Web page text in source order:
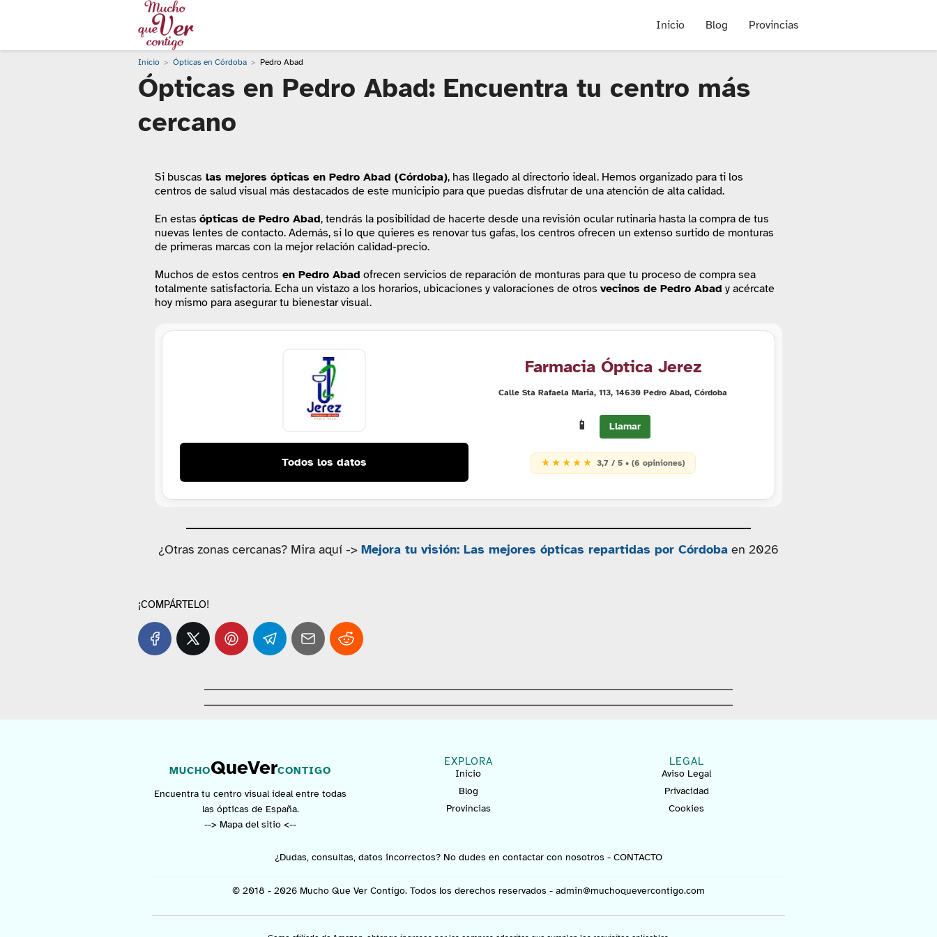
Inicio Blog Provincias
Inicio Ópticas en Córdoba Pedro Abad
Ópticas en Pedro Abad: Encuentra tu centro más
cercano
Si buscas las mejores ópticas en Pedro Abad (Córdoba), has llegado al directorio ideal. Hemos organizado para ti los
centros de salud visual más destacados de este municipio para que puedas disfrutar de una atención de alta calidad.
En estas ópticas de Pedro Abad, tendrás la posibilidad de hacerte desde una revisión ocular rutinaria hasta la compra de tus
nuevas lentes de contacto. Además, si lo que quieres es renovar tus gafas, los centros ofrecen un extenso surtido de monturas
de primeras marcas con la mejor relación calidad-precio.
Muchos de estos centros en Pedro Abad ofrecen servicios de reparación de monturas para que tu proceso de compra sea
totalmente satisfactoria. Echa un vistazo a los horarios, ubicaciones y valoraciones de otros vecinos de Pedro Abad y acércate
hoy mismo para asegurar tu bienestar visual.
Todos los datos
Farmacia Óptica Jerez
Calle Sta Rafaela Maria, 113, 14630 Pedro Abad, Córdoba
📱 Llamar
★ ★ ★ ★ ★ 3,7 / 5 • (6 opiniones)
¿Otras zonas cercanas? Mira aquí -> Mejora tu visión: Las mejores ópticas repartidas por Córdoba en 2026
¡COMPÁRTELO!
MUCHOQueVerCONTIGO
Encuentra tu centro visual ideal entre todas
las ópticas de España.
--> Mapa del sitio <--
EXPLORA
Inicio
Blog
Provincias
LEGAL
Aviso Legal
Privacidad
Cookies
¿Dudas, consultas, datos incorrectos? No dudes en contactar con nosotros - CONTACTO
© 2018 - 2026 Mucho Que Ver Contigo. Todos los derechos reservados - admin@muchoquevercontigo.com